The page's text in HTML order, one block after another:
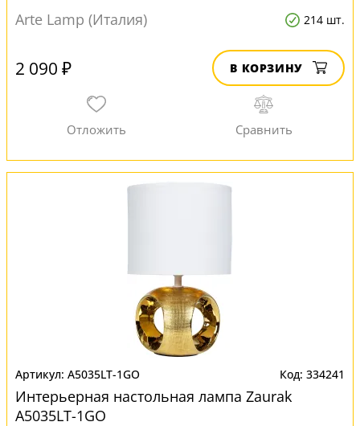
Arte Lamp (Италия)
214 шт.
2 090 ₽ В КОРЗИНУ
A5035LT-1GO 334241
Интерьерная настольная лампа Zaurak
A5035LT-1GO